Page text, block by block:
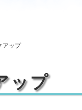
アップ
ップ